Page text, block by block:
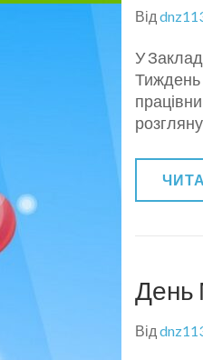
Від
У
Тиждень
День
Від